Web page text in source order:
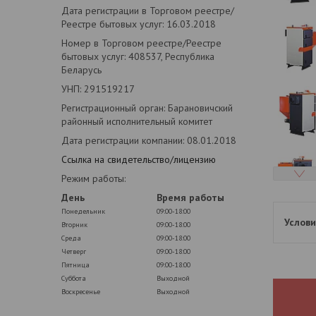
Дата регистрации в Торговом реестре/
Реестре бытовых услуг: 16.03.2018
Номер в Торговом реестре/Реестре
бытовых услуг: 408537, Республика
Беларусь
УНП: 291519217
Регистрационный орган: Барановичский
районный исполнительный комитет
Дата регистрации компании: 08.01.2018
Ссылка на свидетельство/лицензию
Режим работы:
День
Время работы
Понедельник
09:00-18:00
Вторник
09:00-18:00
Среда
09:00-18:00
Четверг
09:00-18:00
Пятница
09:00-18:00
Суббота
Выходной
Воскресенье
Выходной